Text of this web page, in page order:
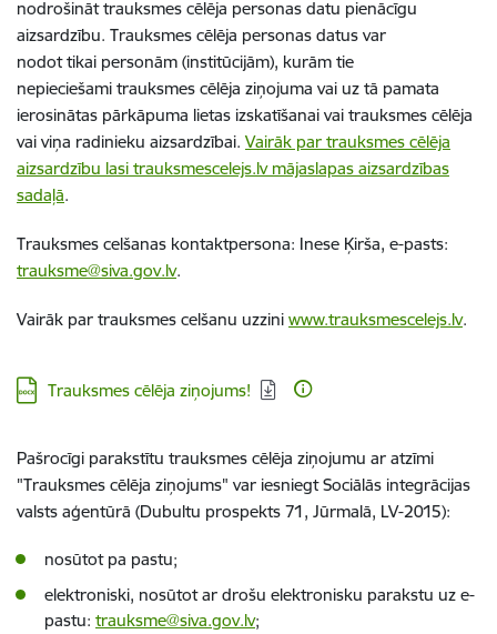
nodrošināt trauksmes cēlēja personas datu pienācīgu
aizsardzību. Trauksmes cēlēja personas datus var
nodot tikai personām (institūcijām), kurām tie
nepieciešami trauksmes cēlēja ziņojuma vai uz tā pamata
ierosinātas pārkāpuma lietas izskatīšanai vai trauksmes cēlēja
vai viņa radinieku aizsardzībai. Vairāk par trauksmes cēlēja
aizsardzību lasi trauksmescelejs.lv mājaslapas aizsardzības
sadaļā.
Trauksmes celšanas kontaktpersona: Inese Ķirša, e-pasts:
trauksme@siva.gov.lv.
Vairāk par trauksmes celšanu uzzini www.trauksmescelejs.lv.
Lejupielādēt:
Trauksmes cēlēja ziņojums!
Pašrocīgi parakstītu trauksmes cēlēja ziņojumu ar atzīmi
"Trauksmes cēlēja ziņojums" var iesniegt Sociālās integrācijas
valsts aģentūrā (Dubultu prospekts 71, Jūrmalā, LV-2015):
nosūtot pa pastu;
elektroniski, nosūtot ar drošu elektronisku parakstu uz e-
pastu: trauksme@siva.gov.lv;